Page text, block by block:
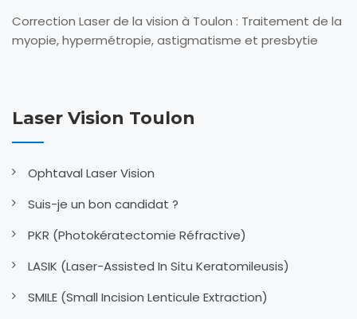
Correction Laser de la vision à Toulon : Traitement de la
myopie, hypermétropie, astigmatisme et presbytie
Laser Vision Toulon
Ophtaval Laser Vision
Suis-je un bon candidat ?
PKR (Photokératectomie Réfractive)
LASIK (Laser-Assisted In Situ Keratomileusis)
SMILE (Small Incision Lenticule Extraction)